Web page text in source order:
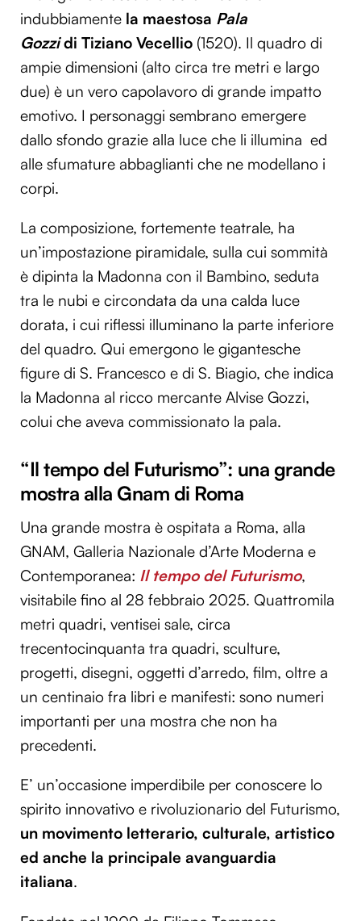
indubbiamente la maestosa Pala
Gozzi di Tiziano Vecellio (1520). Il quadro di
ampie dimensioni (alto circa tre metri e largo
due) è un vero capolavoro di grande impatto
emotivo. I personaggi sembrano emergere
dallo sfondo grazie alla luce che li illumina ed
alle sfumature abbaglianti che ne modellano i
corpi.
La composizione, fortemente teatrale, ha
un’impostazione piramidale, sulla cui sommità
è dipinta la Madonna con il Bambino, seduta
tra le nubi e circondata da una calda luce
dorata, i cui riflessi illuminano la parte inferiore
del quadro. Qui emergono le gigantesche
figure di S. Francesco e di S. Biagio, che indica
la Madonna al ricco mercante Alvise Gozzi,
colui che aveva commissionato la pala.
“Il tempo del Futurismo”: una grande
mostra alla Gnam di Roma
Una grande mostra è ospitata a Roma, alla
GNAM, Galleria Nazionale d’Arte Moderna e
Contemporanea: Il tempo del Futurismo,
visitabile fino al 28 febbraio 2025. Quattromila
metri quadri, ventisei sale, circa
trecentocinquanta tra quadri, sculture,
progetti, disegni, oggetti d’arredo, film, oltre a
un centinaio fra libri e manifesti: sono numeri
importanti per una mostra che non ha
precedenti.
E’ un’occasione imperdibile per conoscere lo
spirito innovativo e rivoluzionario del Futurismo,
un movimento letterario, culturale, artistico
ed anche la principale avanguardia
italiana.